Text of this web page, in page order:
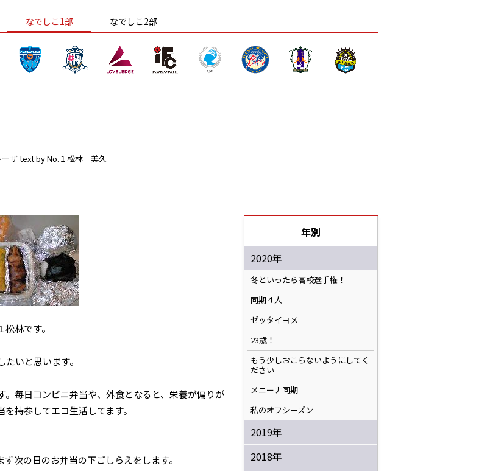
なでしこ1部 なでしこ2部
ザtext by No.１松林 美久
林です。
いと思います。
毎日コンビニ弁当や、外食となると、栄養が偏りが
持参してエコ生活してます。
次の日のお弁当の下ごしらえをします。
年別
2020年
冬といったら高校選手権！
同期４人
ゼッタイヨメ
23歳！
もう少しおこらないようにしてく
ださい
メニーナ同期
私のオフシーズン
2019年
2018年